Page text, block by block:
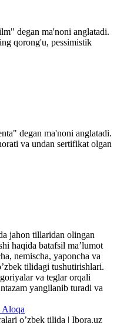
degan ma'noni anglatadi.
qorong'u, pessimistik
degan ma'noni anglatadi.
va undan sertifikat olgan
jahon tillaridan olingan
haqida batafsil maʼlumot
nemischa, yaponcha va
tilidagi tushutirishlari.
va teglar orqali
yangilanib turadi va
Aloqa
oʼzbek tilida | Ibora.uz